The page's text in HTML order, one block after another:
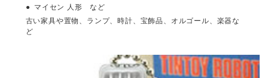
マイセン 人形 など
古い家具や置物、ランプ、時計、宝飾品、オルゴール、楽器な
ど